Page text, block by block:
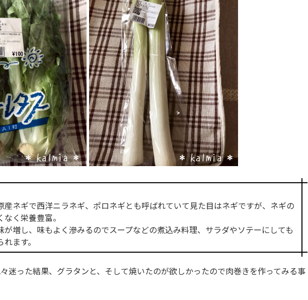
産ネギで西洋ニラネギ、ポロネギとも呼ばれていて見た目はネギですが、ネギの
く栄養豊富。
が増し、味もよく滲みるのでスープなどの煮込み料理、サラダやソテーにしても
ます。
迷った結果、グラタンと、そして焼いたのが欲しかったので肉巻きを作ってみる事